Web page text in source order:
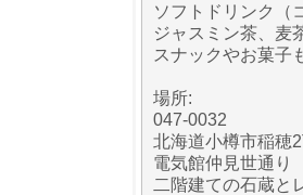
ソフトドリンク（
ジャスミン茶、麦
スナックやお菓子
場所:
047-0032
北海道小樽市稲穂
電気館仲見世通り
二階建ての石蔵と